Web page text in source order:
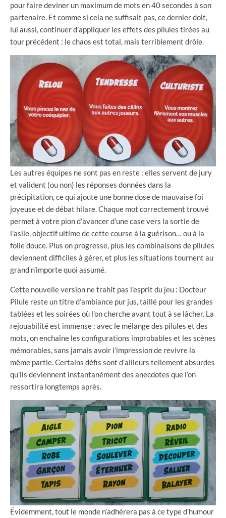
pour faire deviner un maximum de mots en 40 secondes à son
partenaire. Et comme si cela ne suffisait pas, ce dernier doit,
lui aussi, continuer d’appliquer les effets des pilules tirées au
tour précédent : le chaos est total, mais terriblement drôle.
Les autres équipes ne sont pas en reste : elles servent de jury
et valident (ou non) les réponses données dans la
précipitation, ce qui ajoute une bonne dose de mauvaise foi
joyeuse et de débat hilare. Chaque mot correctement trouvé
permet à votre pion d’avancer d’une case vers la sortie de
l’asile, objectif ultime de cette course à la guérison… ou à la
folie douce. Plus on progresse, plus les combinaisons de pilules
deviennent difficiles à gérer, et plus les situations tournent au
grand n’importe quoi assumé.
Cette nouvelle version ne trahit pas l’esprit du jeu : Docteur
Pilule reste un titre d’ambiance pur jus, taillé pour les grandes
tablées et les soirées où l’on cherche avant tout à se lâcher. La
rejouabilité est immense : avec le mélange des pilules et des
mots, on enchaîne les configurations improbables et les scènes
mémorables, sans jamais avoir l’impression de revivre la
même partie. Certains défis sont d’ailleurs tellement absurdes
qu’ils deviennent instantanément des anecdotes que l’on
ressortira longtemps après.
Évidemment, tout le monde n’adhérera pas à ce type d’humour